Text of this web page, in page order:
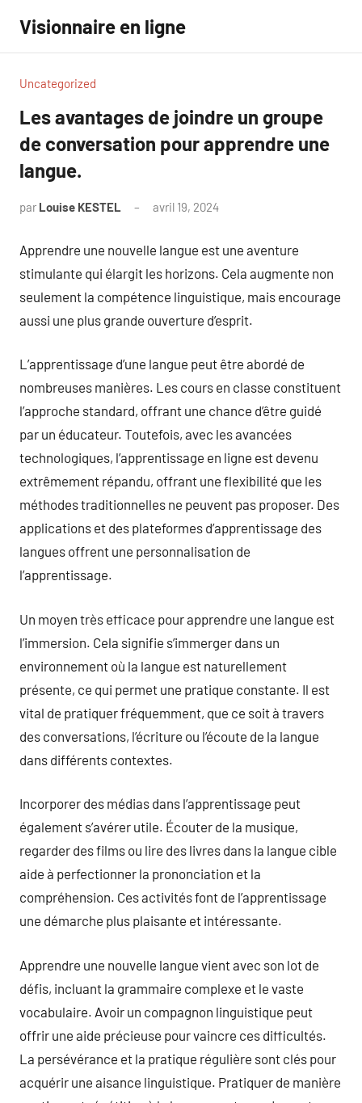
contenu
Visionnaire en ligne
Uncategorized
Les avantages de joindre un groupe
de conversation pour apprendre une
langue.
par Louise KESTEL avril 19, 2024
Apprendre une nouvelle langue est une aventure
stimulante qui élargit les horizons. Cela augmente non
seulement la compétence linguistique, mais encourage
aussi une plus grande ouverture d’esprit.
L’apprentissage d’une langue peut être abordé de
nombreuses manières. Les cours en classe constituent
l’approche standard, offrant une chance d’être guidé
par un éducateur. Toutefois, avec les avancées
technologiques, l’apprentissage en ligne est devenu
extrêmement répandu, offrant une flexibilité que les
méthodes traditionnelles ne peuvent pas proposer. Des
applications et des plateformes d’apprentissage des
langues offrent une personnalisation de
l’apprentissage.
Un moyen très efficace pour apprendre une langue est
l’immersion. Cela signifie s’immerger dans un
environnement où la langue est naturellement
présente, ce qui permet une pratique constante. Il est
vital de pratiquer fréquemment, que ce soit à travers
des conversations, l’écriture ou l’écoute de la langue
dans différents contextes.
Incorporer des médias dans l’apprentissage peut
également s’avérer utile. Écouter de la musique,
regarder des films ou lire des livres dans la langue cible
aide à perfectionner la prononciation et la
compréhension. Ces activités font de l’apprentissage
une démarche plus plaisante et intéressante.
Apprendre une nouvelle langue vient avec son lot de
défis, incluant la grammaire complexe et le vaste
vocabulaire. Avoir un compagnon linguistique peut
offrir une aide précieuse pour vaincre ces difficultés.
La persévérance et la pratique régulière sont clés pour
acquérir une aisance linguistique. Pratiquer de manière